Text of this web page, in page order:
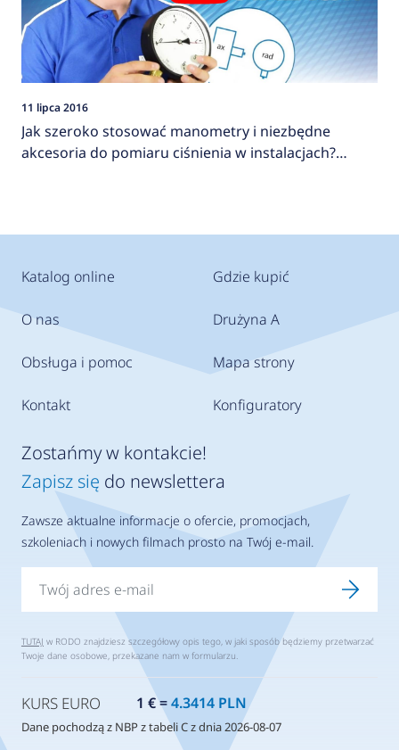
11 lipca 2016
Jak szeroko stosować manometry i niezbędne
akcesoria do pomiaru ciśnienia w instalacjach?
Katalog online
O nas
Obsługa i pomoc
Kontakt
Gdzie kupić
Drużyna A
Mapa strony
Konfiguratory
Zostańmy w kontakcie!
Zapisz się do newslettera
Zawsze aktualne informacje o ofercie, promocjach,
szkoleniach i nowych filmach prosto na Twój e-mail.
TUTAJ w RODO znajdziesz szczegółowy opis tego, w jaki sposób będziemy przetwarzać
Twoje dane osobowe, przekazane nam w formularzu.
KURS EURO 1 € =4.3414 PLN
Dane pochodzą z NBP z tabeli C z dnia 2026-08-07